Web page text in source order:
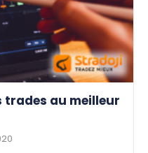
trades au meilleur